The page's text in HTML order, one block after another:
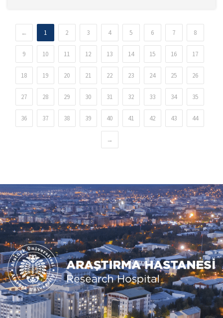
← 1 2 3 4 5 6 7 8
9 10 11 12 13 14 15 16 17
18 19 20 21 22 23 24 25 26
27 28 29 30 31 32 33 34 35
36 37 38 39 40 41 42 43 44
→